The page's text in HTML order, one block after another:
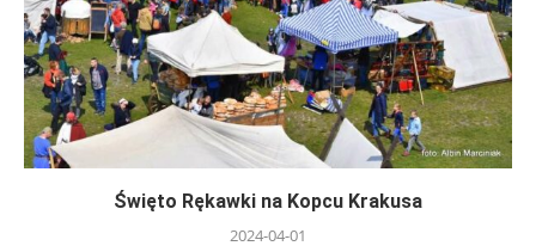
Święto Rękawki na Kopcu Krakusa
2024-04-01